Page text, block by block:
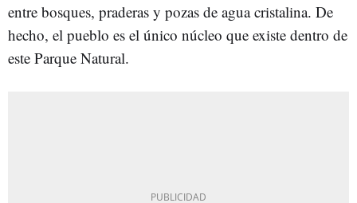
entre bosques, praderas y pozas de agua cristalina. De
hecho, el pueblo es el único núcleo que existe dentro de
este Parque Natural.